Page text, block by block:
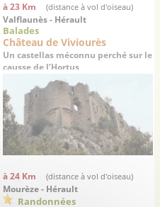
à 23 Km (distance à vol d'oiseau)
Valflaunès - Hérault
Balades
Château de Viviourès
Un castellas méconnu perché sur le
causse de l’Hortus
à 24 Km (distance à vol d'oiseau)
Mourèze - Hérault
Randonnées